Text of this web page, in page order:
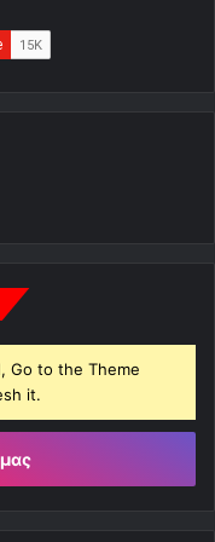
Go to the Theme
it.